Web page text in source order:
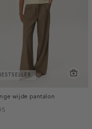
wijde pantalon